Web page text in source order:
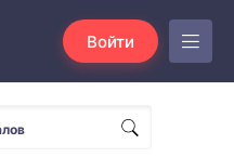
Войти